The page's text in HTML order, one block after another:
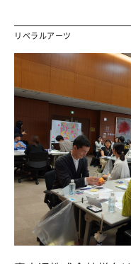
す。（フェーズ2で対応）
リベラルアーツ